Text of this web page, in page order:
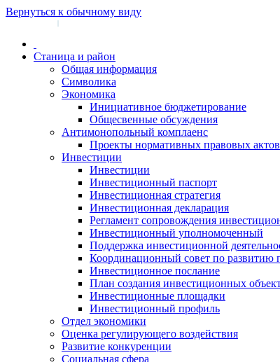
Вернуться к обычному виду
|
Станица и район
Общая информация
Символика
Экономика
Инициативное бюджетирование
Общесвенные обсуждения
Антимонопольный комплаенс
Проекты нормативных правовых актов
Инвестиции
Инвестиции
Инвестиционный паспорт
Инвестиционная стратегия
Инвестиционная декларация
Регламент сопровождения
Инвестиционный уполномоченный
Поддержка инвестиционной
Координационный совет по развитию
Инвестиционное послание
План создания инвестиционных
Инвестиционные площадки
Инвестиционный профиль
Отдел экономики
Оценка регулирующего воздействия
Развитие конкуренции
Социальная сфера